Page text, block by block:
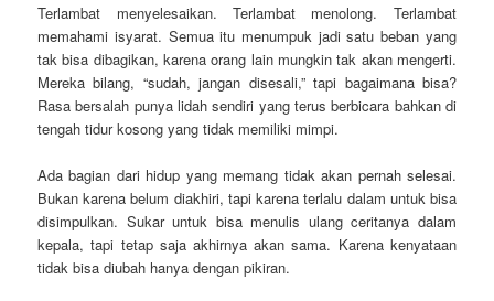
Terlambat menyelesaikan. Terlambat menolong. Terlambat
memahami isyarat. Semua itu menumpuk jadi satu beban yang
tak bisa dibagikan, karena orang lain mungkin tak akan mengerti.
Mereka bilang, “sudah, jangan disesali,” tapi bagaimana bisa?
Rasa bersalah punya lidah sendiri yang terus berbicara bahkan di
tengah tidur kosong yang tidak memiliki mimpi.
Ada bagian dari hidup yang memang tidak akan pernah selesai.
Bukan karena belum diakhiri, tapi karena terlalu dalam untuk bisa
disimpulkan. Sukar untuk bisa menulis ulang ceritanya dalam
kepala, tapi tetap saja akhirnya akan sama. Karena kenyataan
tidak bisa diubah hanya dengan pikiran.